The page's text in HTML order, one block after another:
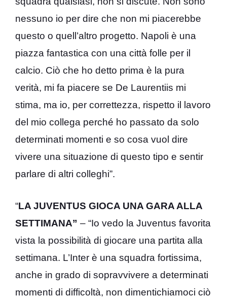
nessuno io per dire che non mi piacerebbe
questo o quell’altro progetto. Napoli è una
piazza fantastica con una città folle per il
calcio. Ciò che ho detto prima è la pura
verità, mi fa piacere se De Laurentiis mi
stima, ma io, per correttezza, rispetto il lavoro
del mio collega perché ho passato da solo
determinati momenti e so cosa vuol dire
vivere una situazione di questo tipo e sentir
parlare di altri colleghi”.
“LA JUVENTUS GIOCA UNA GARA ALLA
SETTIMANA” – “Io vedo la Juventus favorita
vista la possibilità di giocare una partita alla
settimana. L’Inter è una squadra fortissima,
anche in grado di sopravvivere a determinati
momenti di difficoltà, non dimentichiamoci ciò